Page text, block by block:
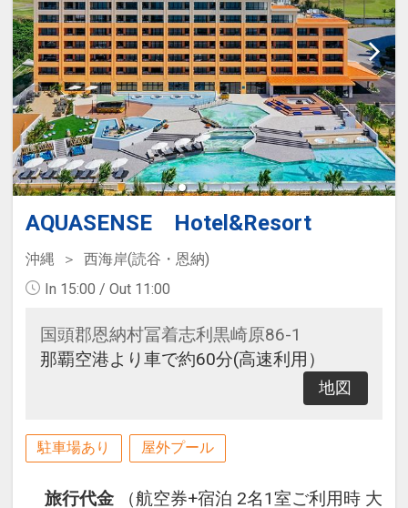
AQUASENSE Hotel&Resort
沖縄
西海岸(読谷・恩納)
In 15:00 / Out 11:00
国頭郡恩納村冨着志利黒崎原86-1
那覇空港より車で約60分(高速利用）
地図
駐車場あり 屋外プール
旅行代金
（航空券+宿泊 2名1室ご利用時 大